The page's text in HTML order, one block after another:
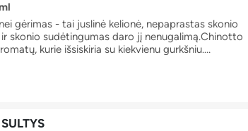
gėrimas - tai juslinė kelionė, nepaprastas skonio
skonio sudėtingumas daro jį nenugalimą.Chinotto
kurie išsiskiria su kiekvienu gurkšniu.
SULTYS